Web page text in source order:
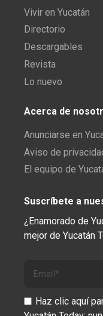
Vivir en Yucatán
Directorio
Descargables
Revista
Lo nuevo
Acerca de
Anunciarse en
Aviso de
El equipo de
Suscríbete a
¿Enamorado de
mejor de Yucatán
Haz clic aquí